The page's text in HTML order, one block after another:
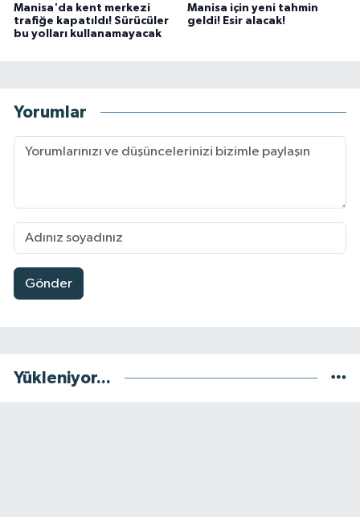
Manisa'da kent merkezi
trafiğe kapatıldı! Sürücüler
bu yolları kullanamayacak
Manisa için yeni tahmin
geldi! Esir alacak!
Yorumlar
Gönder
Yükleniyor...